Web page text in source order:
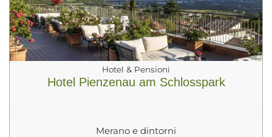
Hotel & Pensioni
Hotel Pienzenau am Schlosspark
Merano e dintorni